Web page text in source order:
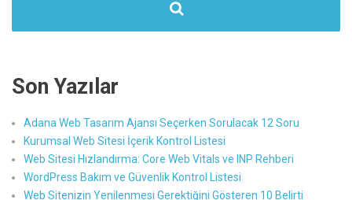
Son Yazılar
Adana Web Tasarım Ajansı Seçerken Sorulacak 12 Soru
Kurumsal Web Sitesi İçerik Kontrol Listesi
Web Sitesi Hızlandırma: Core Web Vitals ve INP Rehberi
WordPress Bakım ve Güvenlik Kontrol Listesi
Web Sitenizin Yenilenmesi Gerektiğini Gösteren 10 Belirti